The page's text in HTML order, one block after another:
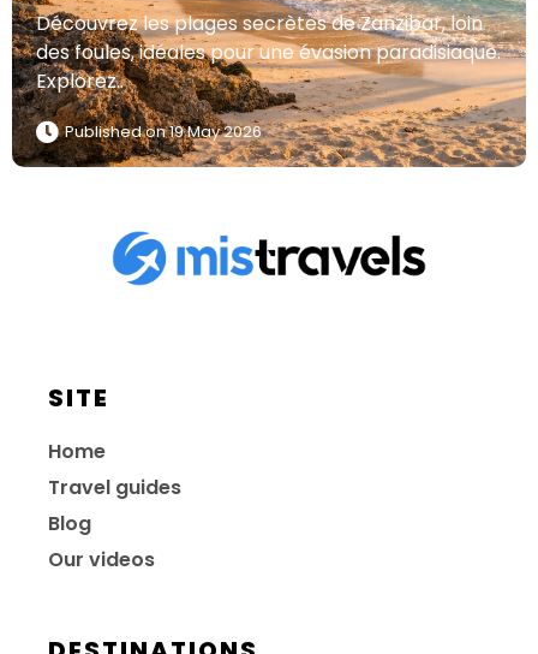
Découvrez les plages secrètes de Zanzibar, loin
des foules, idéales pour une évasion paradisiaque.
Explorez..
Published on19 May 2026
SITE
Home
Travel guides
Blog
Our videos